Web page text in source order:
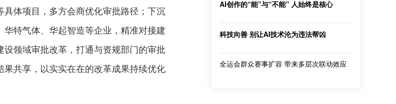
体项目，多方会商优化审批路径；下沉
特气体、华起智造等企业，精准对接建
领域审批改革，打通与资规部门的审批
共享，以实实在在的改革成果持续优化
AI创作的“能”与“不能” 人始终是核心
科技向善 别让AI技术沦为违法帮凶
全运会群众赛事扩容 带来多层次联动效应